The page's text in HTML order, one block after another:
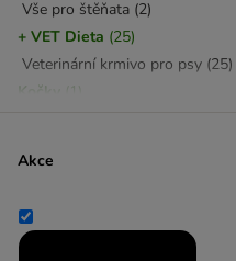
Vše pro štěňata (2)
+ VET Dieta (25)
Veterinární krmivo pro psy (25)
Kočky
1
Akce